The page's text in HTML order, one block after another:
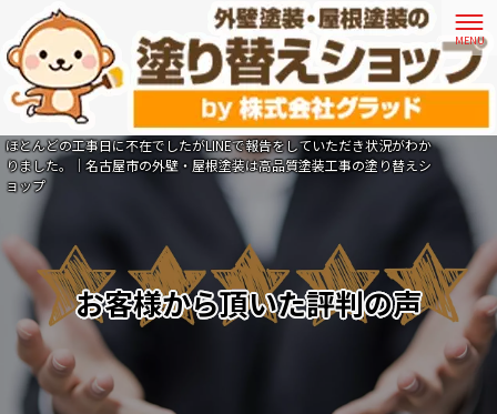
ほとんどの工事日に不在でしたがLINEで報告をしていただき状況がわか
りました。｜名古屋市の外壁・屋根塗装は高品質塗装工事の塗り替えシ
ョップ
お客様から頂いた評判の声